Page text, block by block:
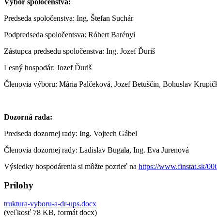
Predseda spoločenstva: Ing. Štefan Suchár
Podpredseda spoločentsva: Róbert Barényi
Zástupca predsedu spoločenstva: Ing. Jozef Ďuriš
Lesný hospodár: Jozef Ďuriš
Členovia výboru: Mária Palčeková, Jozef Betuščin, Bohuslav
Dozorná rada:
Predseda dozornej rady: Ing. Vojtech Gábel
Členovia dozornej rady: Ladislav Bugala, Ing. Eva Jurenová
Výsledky hospodárenia si môžte pozrieť na https://www.finstat.sk/
Prílohy
truktura-vyboru-a-dr-ups.docx
(veľkosť 78 KB, formát docx)